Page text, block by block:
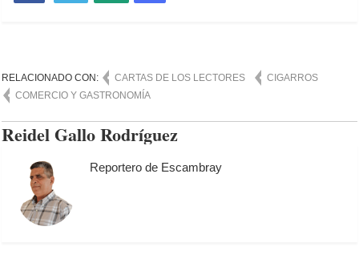
RELACIONADO CON: CARTAS DE LOS LECTORES
CIGARROS
COMERCIO Y GASTRONOMÍA
Reidel Gallo Rodríguez
Reportero de Escambray